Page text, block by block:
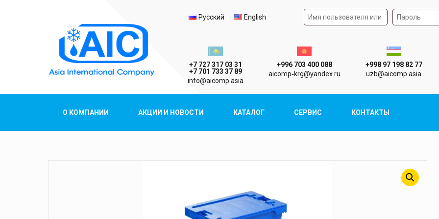
Выбор языка
Русский English Форма авторизации на
Казахстан г. Алматы
+7 727 317 03 31
+7 701 733 37 89
info@aicomp.asia
Киргизия г. Бишкек
+996 703 400 088
aicomp‑krg@yandex.ru
Узбекистан
+998 97 198 82 77
uzb@aicomp.asia
О КОМПАНИИ АКЦИИ И НОВОСТИ КАТАЛОГ СЕРВИС КОНТАКТЫ